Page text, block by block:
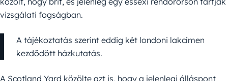
vizsgálati fogságban.
A tájékoztatás szerint eddig két londoni lakcímen
kezdődött házkutatás.
A Scotland Yard közölte azt is, hogy a jelenlegi álláspont